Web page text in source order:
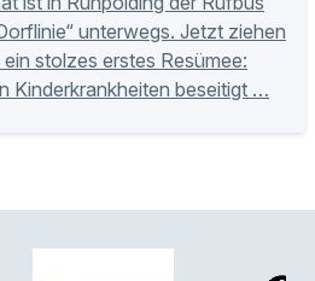
unterwegs. Jetzt ziehen
stolzes erstes Resümee:
Kinderkrankheiten beseitigt …